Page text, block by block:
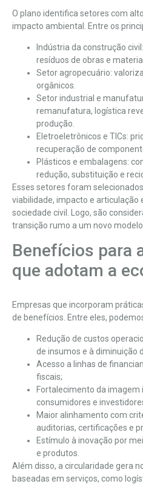
O plano identifica setores com
impacto ambiental. Entre os
Indústria da construção
resíduos de obras e
Setor agropecuário:
orgânicos.
Setor industrial e
remanufatura, logística
produção.
Eletroeletrônicos e TICs:
recuperação de
Plásticos e embalagens:
redução, substituição e
Esses setores foram
viabilidade, impacto e articulação
sociedade civil. Logo, são
transição rumo a um novo
Benefícios para
que adotam a
Empresas que incorporam
de benefícios. Entre eles,
Redução de custos
de insumos e à diminuição
Acesso a linhas de
fiscais;
Fortalecimento da
consumidores e
Maior alinhamento com
auditorias, certificações e
Estímulo à inovação por
e produtos.
Além disso, a circularidade gera
baseadas em serviços, como